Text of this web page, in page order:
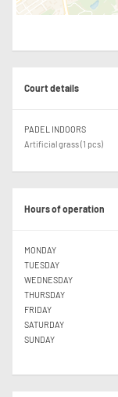
pristillegg. Kontakt oss
Court details
PADEL INDOORS
Artificial grass (1 pcs)
Hours of operation
MONDAY
TUESDAY
WEDNESDAY
THURSDAY
FRIDAY
SATURDAY
SUNDAY